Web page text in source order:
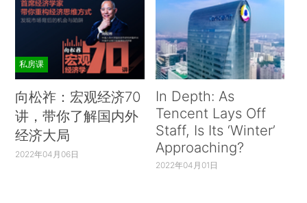
私房课
向松祚：宏观经济70
讲，带你了解国内外
经济大局
2022年04月06日
In Depth: As
Tencent Lays Off
Staff, Is Its ‘Winter’
Approaching?
2022年04月01日